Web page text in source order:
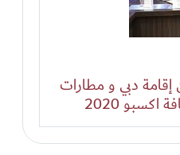
إقامة دبي و مطارات
2020